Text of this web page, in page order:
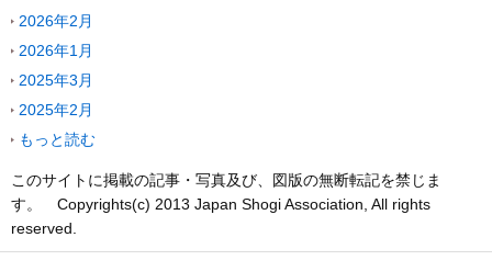
2026年2月
2026年1月
2025年3月
2025年2月
もっと読む
このサイトに掲載の記事・写真及び、図版の無断転記を禁じま
す。 Copyrights(c) 2013 Japan Shogi Association, All rights
reserved.